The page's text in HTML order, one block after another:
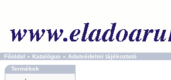
Főoldal » Katalógus » Adatvédelmi tájékoztató
Termékek